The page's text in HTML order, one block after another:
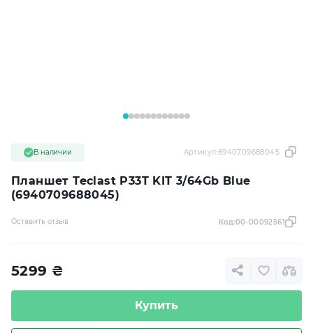
Планшет Teclast P33T KIT 3/64Gb Blue
(6940709688045)
В наличии Артикул:6940709688045
Оставить отзыв Код:00-00092561
5299 ₴
Купить